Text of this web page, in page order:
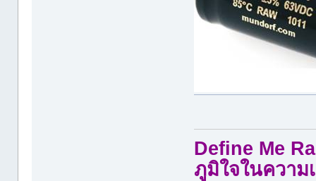
Define Me
ภูมิใจในความ